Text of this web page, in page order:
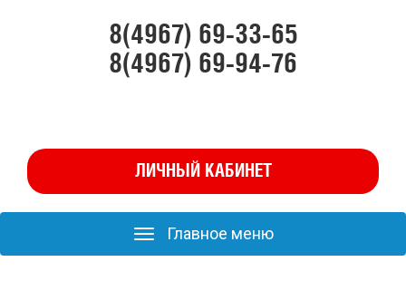
8(4967) 69-33-65
8(4967) 69-94-76
ЛИЧНЫЙ КАБИНЕТ
Главное
меню
Главное меню